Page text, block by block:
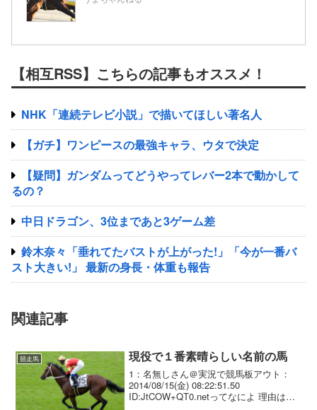
【相互RSS】こちらの記事もオススメ！
NHK「連続テレビ小説」で描いてほしい著名人
【ガチ】ワンピースの最強キャラ、ウタで決定
【疑問】ガンダムってどうやってレバー2本で動かして
るの？
中日ドラゴン、3位まであと3ゲーム差
鈴木奈々「垂れてたバストが上がった!」「今が一番バ
スト大きい!」 最新の身長・体重も報告
関連記事
競走馬 現役で１番素晴らしい名前の馬
1：名無しさん＠実況で競馬板アウト：
2014/08/15(金) 08:22:51.50
ID:JtCOW+QT0.netってなによ 理由はか